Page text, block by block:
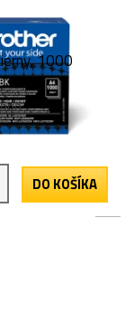
1000
DO KOŠÍKA